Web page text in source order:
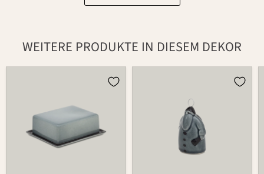
WEITERE PRODUKTE IN DIESEM DEKOR